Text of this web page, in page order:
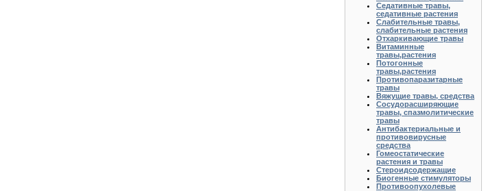
Седативные травы,
седативные растения
Слабительные травы,
слабительные растения
Отхаркивающие травы
Витаминные
травы,растения
Потогонные
травы,растения
Противопаразитарные
травы
Вяжущие травы, средства
Сосудорасширяющие
травы, спазмолитические
травы
Антибактериальные и
противовирусные
средства
Гомеостатические
растения и травы
Стероидсодержащие
Биогенные стимуляторы
Противоопухолевые